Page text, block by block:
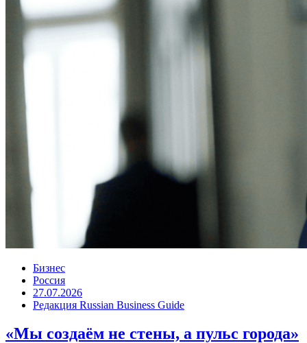
Бизнес
Россия
27.07.2026
Редакция Russian Business Guide
«Мы создаём не стены, а пульс города»